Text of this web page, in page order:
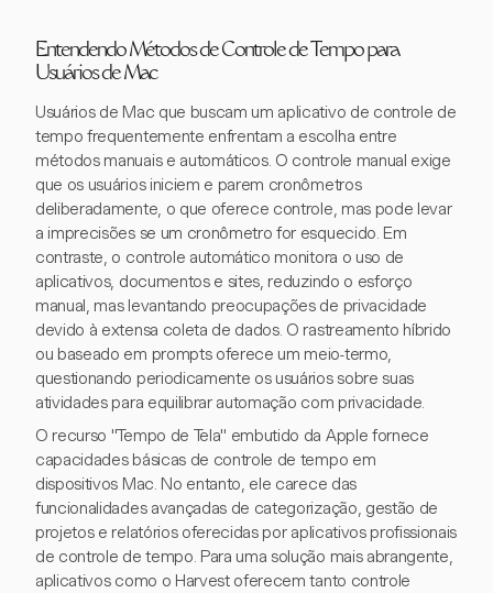
Entendendo Métodos de Controle de Tempo para
Usuários de Mac
Usuários de Mac que buscam um aplicativo de controle de
tempo frequentemente enfrentam a escolha entre
métodos manuais e automáticos. O controle manual exige
que os usuários iniciem e parem cronômetros
deliberadamente, o que oferece controle, mas pode levar
a imprecisões se um cronômetro for esquecido. Em
contraste, o controle automático monitora o uso de
aplicativos, documentos e sites, reduzindo o esforço
manual, mas levantando preocupações de privacidade
devido à extensa coleta de dados. O rastreamento híbrido
ou baseado em prompts oferece um meio-termo,
questionando periodicamente os usuários sobre suas
atividades para equilibrar automação com privacidade.
O recurso "Tempo de Tela" embutido da Apple fornece
capacidades básicas de controle de tempo em
dispositivos Mac. No entanto, ele carece das
funcionalidades avançadas de categorização, gestão de
projetos e relatórios oferecidas por aplicativos profissionais
de controle de tempo. Para uma solução mais abrangente,
aplicativos como o Harvest oferecem tanto controle